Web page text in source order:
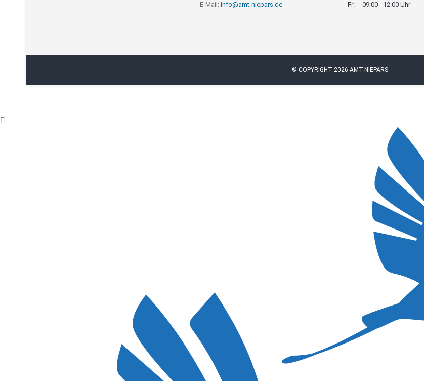
E-Mail: info@amt-niepars.de
Fr:
09:00 - 12:00 Uhr
© COPYRIGHT 2026 AMT-NIEPARS